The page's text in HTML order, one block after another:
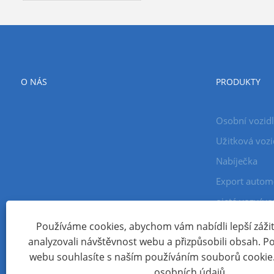
O NÁS PRODUKTY
Osobní
Užitková
Nabíječka
Export
ojeté vozy/
Copyright © 2024 Xiamen Aecoauto Technology Co., Ltd.
TECHNICKÁ PODPORA WEBOVÝCH STRÁNEK: SÍŤ TIANYU jack
Používáme cookies, abychom vám nabídli lepší
analyzovali návštěvnost webu a přizpůsobili obsah.
webu souhlasíte s naším používáním souborů cookie.